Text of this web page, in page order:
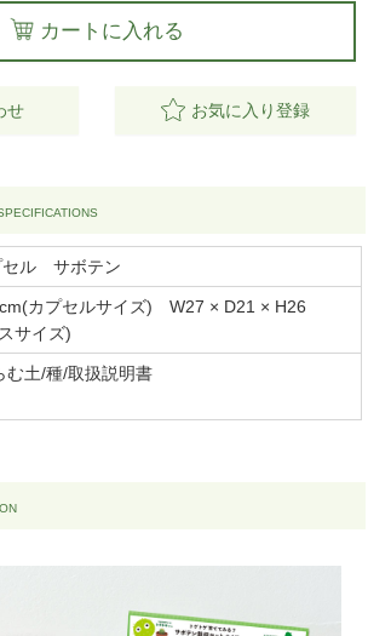
カートに入れる
せ お気に入り登録
セル サボテン
カプセルサイズ) W27 × D21 × H26
サイズ)
む土/種/取扱説明書